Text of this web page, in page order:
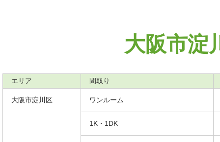
大阪市淀
エリア 間取り
大阪市淀川区 ワンルーム
1K・1DK